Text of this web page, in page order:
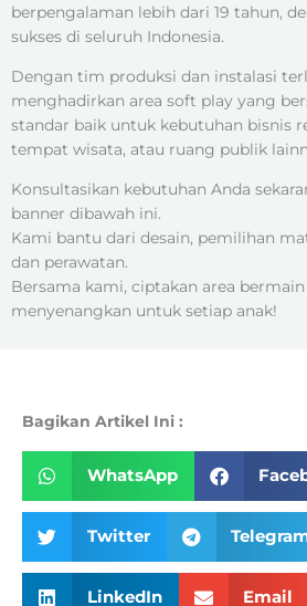
berpengalaman lebih dari 19 tahun,
sukses di seluruh Indonesia.
Dengan tim produksi dan instalasi
menghadirkan area soft play yang
standar baik untuk kebutuhan bisnis
tempat wisata, atau ruang publik
Konsultasikan kebutuhan Anda
banner dibawah ini.
Kami bantu dari desain, pemilihan
dan perawatan.
Bersama kami, ciptakan area
menyenangkan untuk setiap anak!
Bagikan Artikel Ini :
WhatsApp
Twitter
LinkedIn Email